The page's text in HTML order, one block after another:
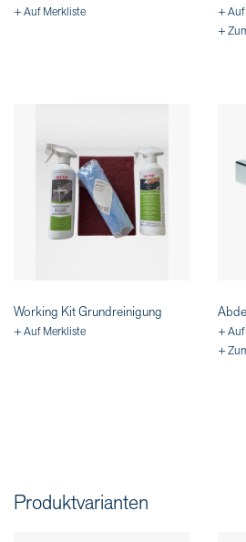
+ Auf Merkliste
+
+
Working Kit Grundreinigung
+ Auf Merkliste
+
+
Produktvarianten